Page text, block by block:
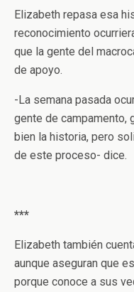
Elizabeth repasa esa
reconocimiento
que la gente del
de apoyo.
-La semana pasada
gente de campamento,
bien la historia, pero
de este proceso- dice.
***
Elizabeth también
aunque aseguran que
porque conoce a sus